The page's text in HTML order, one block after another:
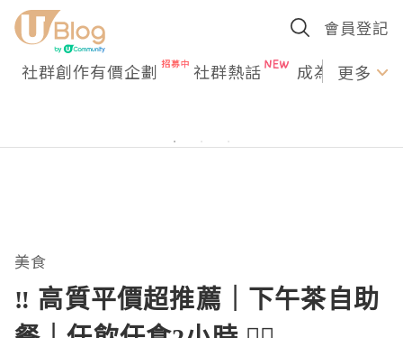
會員登記
社群創作有價企劃 社群熱話 成為U更多
美食
‼️ 高質平價超推薦｜下午茶自助